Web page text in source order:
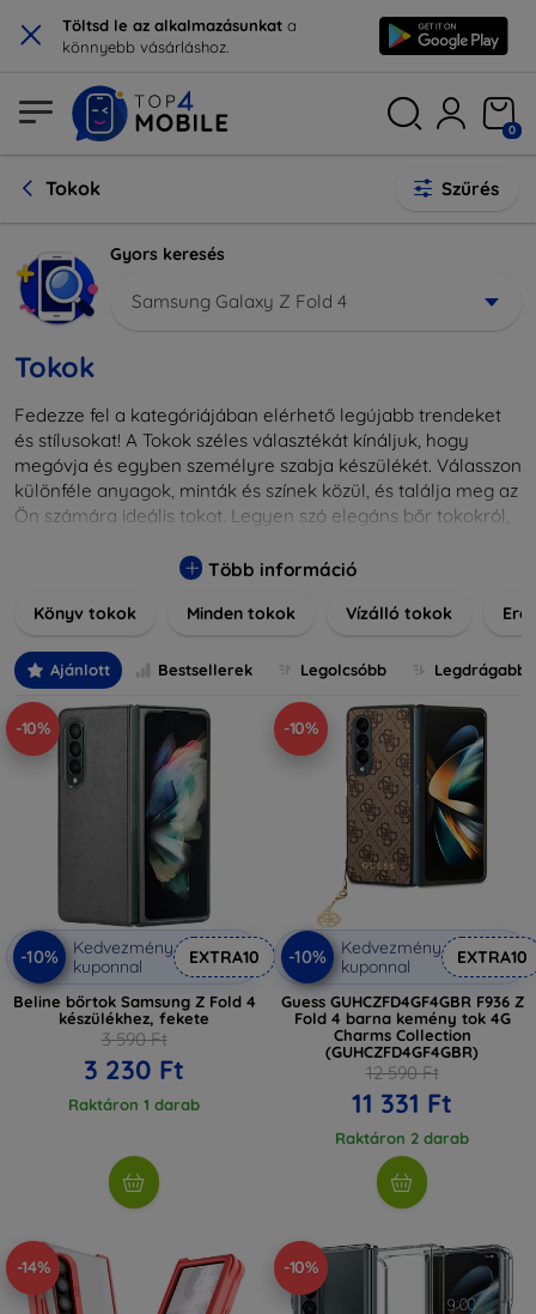
× Töltsd le az alkalmazásunkat a
könnyebb vásárláshoz.
0
Tokok Szűrés
Gyors keresés
Samsung Galaxy Z Fold 4
Tokok
Fedezze fel a kategóriájában elérhető legújabb trendeket
és stílusokat! A Tokok széles választékát kínáljuk, hogy
megóvja és egyben személyre szabja készülékét. Válasszon
különféle anyagok, minták és színek közül, és találja meg az
Ön számára ideális tokot. Legyen szó elegáns bőr tokokról,
nálunk mindenki megtalálja a stílusához leginkább illő
különlegesebbé eszközeit a tökéletes tokkal!
Több információ
Könyv tokok Minden tokok Vízálló tokok
Ajánlott Bestsellerek Legolcsóbb Legdrágabb
-10%
-10%
Kedvezmény
kuponnal
EXTRA10
Beline bőrtok Samsung Z Fold 4
készülékhez, fekete
3 590 Ft
3 230 Ft
Raktáron 1 darab
-10%
-10%
Kedvezmény
kuponnal
EXTRA10
Guess GUHCZFD4GF4GBR F936 Z
Fold 4 barna kemény tok 4G
Charms Collection
(GUHCZFD4GF4GBR)
12 590 Ft
11 331 Ft
Raktáron 2 darab
-14% -10%